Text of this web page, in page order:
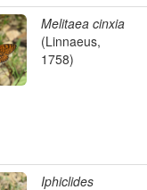
Melitaea cinxia
(Linnaeus,
1758)
Iphiclides